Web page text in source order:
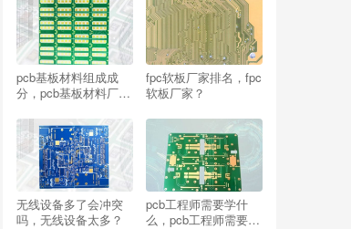
pcb基板材料组成成
分，pcb基板材料厂
fpc软板厂家排名，fpc
软板厂家？
无线设备多了会冲突
吗，无线设备太多？
pcb工程师需要学什
么，pcb工程师需要学